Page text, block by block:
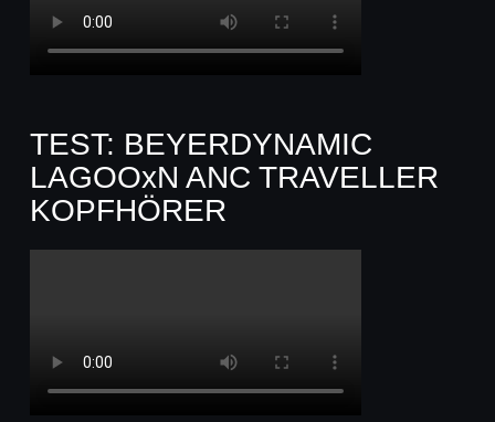
TEST: BEYERDYNAMIC
LAGOOxN ANC TRAVELLER
KOPFHÖRER